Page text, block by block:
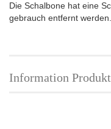
Die Schalbone hat eine
gebrauch entfernt werden.
Information